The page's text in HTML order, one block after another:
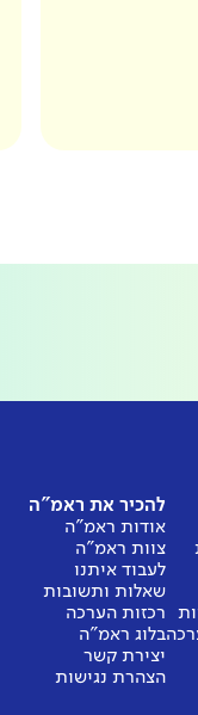
להכיר את ראמ"ה
אודות ראמ"ה
צוות ראמ"ה
לעבוד איתנו
שאלות ותשובות
רכזות הערכה
בלוג ראמ"ה
יצירת קשר
הצהרת נגישות